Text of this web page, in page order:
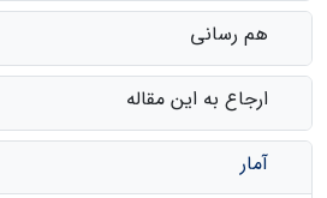
هم رسانی
ارجاع به این مقاله
آمار